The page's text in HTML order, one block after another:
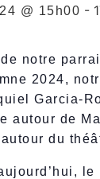
@ 15h00 -
notre
2024,
Garcia-
autour de
du
le